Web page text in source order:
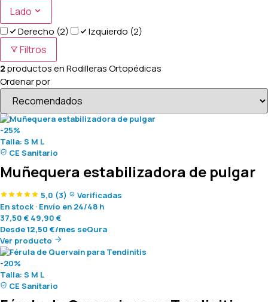
Lado
Derecho (2) Izquierdo (2)
Filtros
2productos enRodilleras Ortopédicas
Ordenar por
-25%
Talla: S M L
CE Sanitario
Muñequera estabilizadora de pulgar
5,0 (3)
Verificadas
En stock · Envío en 24/48 h
37,50 € 49,90 €
Desde12,50 €/mes seQura
Ver producto
-20%
Talla: S M L
CE Sanitario